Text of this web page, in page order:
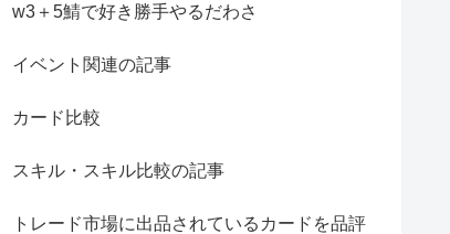
w3＋5鯖で好き勝手やるだわさ
イベント関連の記事
カード比較
スキル・スキル比較の記事
トレード市場に出品されているカードを品評